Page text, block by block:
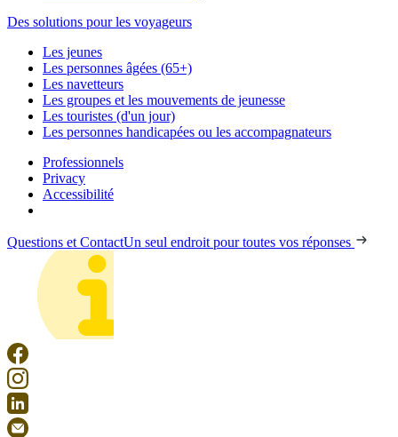
Des solutions pour les voyageurs
Les jeunes
Les personnes âgées (65+)
Les navetteurs
Les groupes et les mouvements de jeunesse
Les touristes (d'un jour)
Les personnes handicapées ou les accompagnateurs
Professionnels
Privacy
Accessibilité
Questions et ContactUn seul endroit pour toutes vos réponses